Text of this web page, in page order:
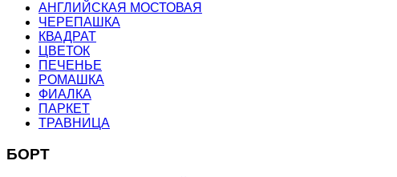
АНГЛИЙСКАЯ МОСТОВАЯ
ЧЕРЕПАШКА
КВАДРАТ
ЦВЕТОК
ПЕЧЕНЬЕ
РОМАШКА
ФИАЛКА
ПАРКЕТ
ТРАВНИЦА
БОРТ